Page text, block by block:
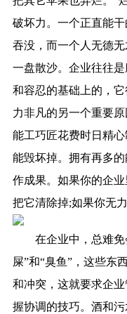
破坏力。一个正直能
吞没，而一个人无德
一盘散沙。企业往往
和容忍的基础上的，
力非凡的另一个重要
能工巧匠花费时日精
能毁坏掉。拥有再多
作成果。如果你的企
把它清除掉;如果你无
在企业中，总难免
屎”和“臭鱼”，这些东
和冲突，这就要求企
握协调的技巧。酒和